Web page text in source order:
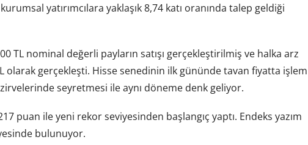
yatırımcılara yaklaşık 8,74 katı oranında talep geldiği
TL nominal değerli payların satışı gerçekleştirilmiş ve halka arz
olarak gerçekleşti. Hisse senedinin ilk gününde tavan fiyatta işlem
seyretmesi ile aynı döneme denk geliyor.
puan ile yeni rekor seviyesinden başlangıç yaptı. Endeks yazım
bulunuyor.